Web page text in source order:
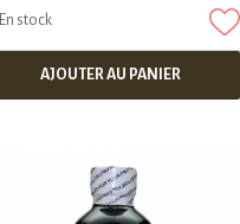
En stock
AJOUTER AU PANIER